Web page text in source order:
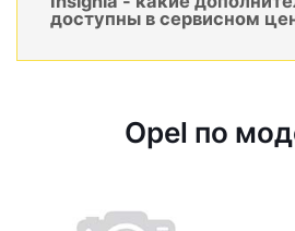
доступны в сервисном
Opel по